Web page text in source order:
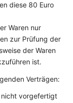
diese 80 Euro
Waren nur
zur Prüfung der
der Waren
ist.
Verträgen:
nicht vorgefertigt